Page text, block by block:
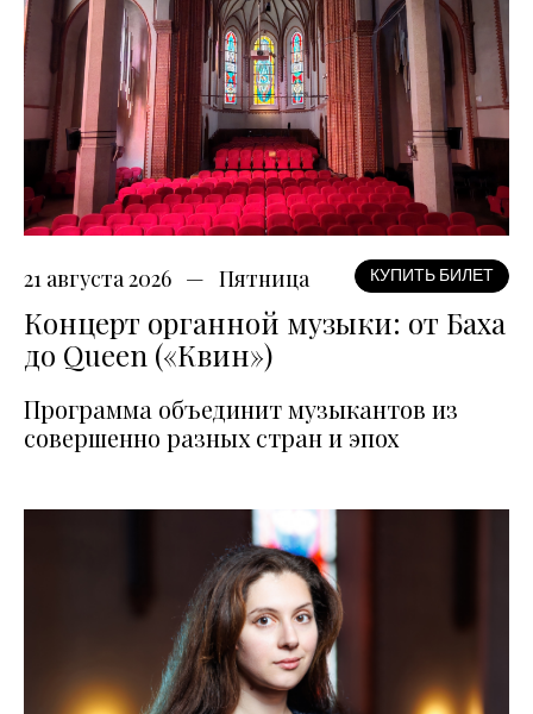
21 августа 2026 Пятница КУПИТЬ БИЛЕТ
Концерт органной музыки: от Баха
до Queen («Квин»)
Программа объединит музыкантов из
совершенно разных стран и эпох